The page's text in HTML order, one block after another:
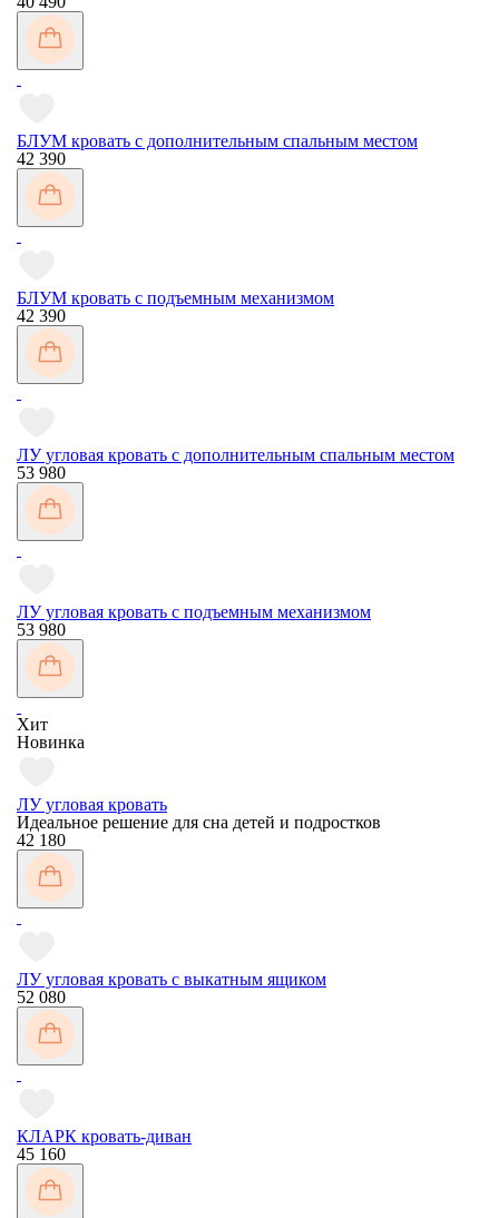
БЛУМ кровать с дополнительным спальным местом
42 390
БЛУМ кровать с подъемным механизмом
42 390
ЛУ угловая кровать с дополнительным спальным местом
53 980
ЛУ угловая кровать с подъемным механизмом
53 980
Хит
Новинка
ЛУ угловая кровать
Идеальное решение для сна детей и подростков
42 180
ЛУ угловая кровать с выкатным ящиком
52 080
КЛАРК кровать-диван
45 160